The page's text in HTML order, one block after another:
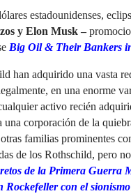
estadounidenses,
y Elon Musk–
Big Oil & Their Bankers
han adquirido una vasta
en una enorme
activo recién
corporación de la
familias prominentes
de los Rothschild, pero
de la Primera Guerra
con el